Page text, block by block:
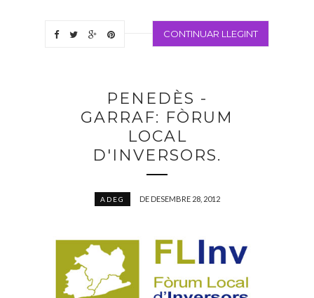
CONTINUAR LLEGINT
PENEDÈS -
GARRAF: FÒRUM
LOCAL
D'INVERSORS.
ADEG DE DESEMBRE 28, 2012